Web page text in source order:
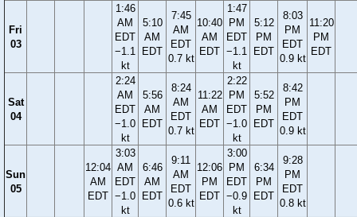
Fri
03
1:46
AM
EDT
−1.1
kt
5:10
AM
EDT
7:45
AM
EDT
0.7 kt
10:40
AM
EDT
1:47
PM
EDT
−1.1
kt
5:12
PM
EDT
8:03
PM
EDT
0.9 kt
11:20
PM
EDT
Sat
04
2:24
AM
EDT
−1.0
kt
5:56
AM
EDT
8:24
AM
EDT
0.7 kt
11:22
AM
EDT
2:22
PM
EDT
−1.0
kt
5:52
PM
EDT
8:42
PM
EDT
0.9 kt
Sun
05
12:04
AM
EDT
3:03
AM
EDT
−1.0
kt
6:46
AM
EDT
9:11
AM
EDT
0.6 kt
12:06
PM
EDT
3:00
PM
EDT
−0.9
kt
6:34
PM
EDT
9:28
PM
EDT
0.8 kt